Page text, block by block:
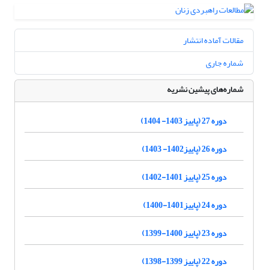
مقالات آماده انتشار
شماره جاری
شماره‌های پیشین نشریه
دوره 27 (پاییز 1403- 1404)
دوره 26 (پاییز1402- 1403)
دوره 25 (پاییز 1401-1402)
دوره 24 (پاییز1401-1400)
دوره 23 (پاییز 1400-1399)
دوره 22 (پاییز 1399-1398)